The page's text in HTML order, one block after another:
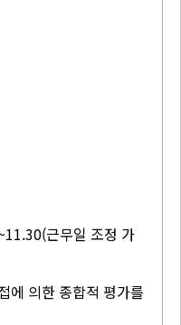
근무일 조정 가
에 의한 종합적 평가를